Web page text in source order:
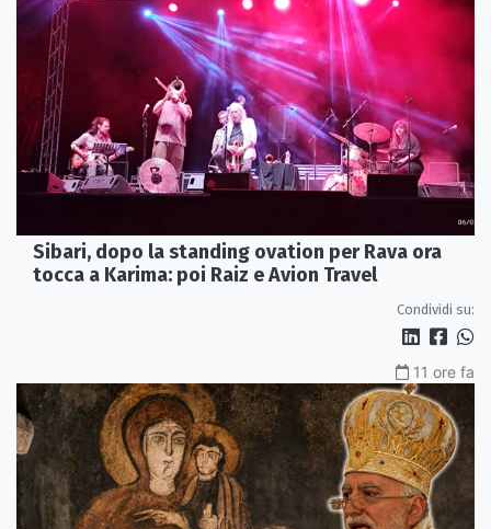
Sibari, dopo la standing ovation per Rava ora
tocca a Karima: poi Raiz e Avion Travel
Condividi su:
11 ore fa